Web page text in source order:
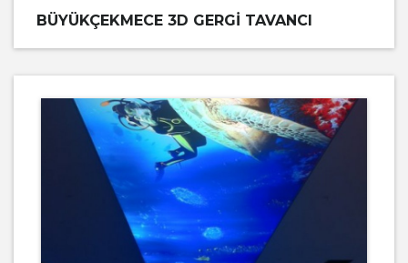
BÜYÜKÇEKMECE 3D GERGI TAVANCI